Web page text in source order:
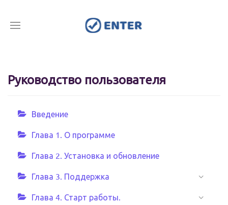
Руководство пользователя
Введение
Глава 1. О программе
Глава 2. Установка и обновление
Глава 3. Поддержка
Глава 4. Старт работы.